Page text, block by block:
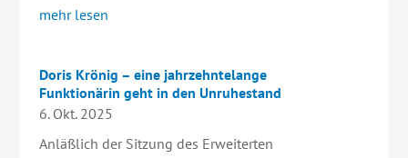
mehr lesen
Doris Krönig – eine jahrzehntelange
Funktionärin geht in den Unruhestand
6. Okt. 2025
Anläßlich der Sitzung des Erweiterten